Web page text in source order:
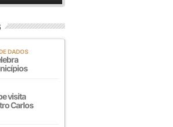
DADOS
visita
Carlos